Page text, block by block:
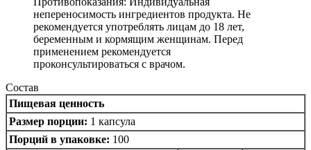
непереносимость ингредиентов продукта. Не
рекомендуется употреблять лицам до 18 лет,
беременным и кормящим женщинам. Перед
применением рекомендуется
проконсультироваться с врачом.
Состав
Пищевая ценность
Размер порции: 1 капсула
Порций в упаковке: 100